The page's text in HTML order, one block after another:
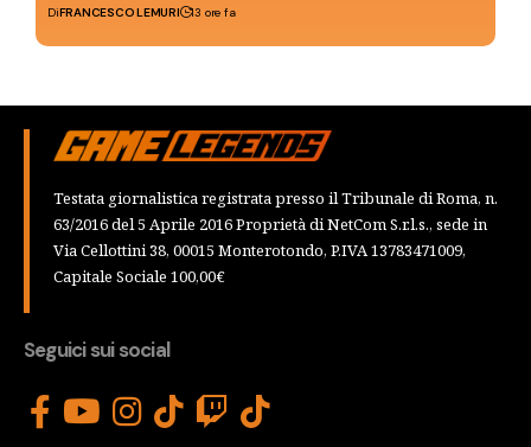
DiFRANCESCO LEMURI 13 ore fa
Testata giornalistica registrata presso il Tribunale di Roma, n.
63/2016 del 5 Aprile 2016 Proprietà di NetCom S.r.l.s., sede in
Via Cellottini 38, 00015 Monterotondo, P.IVA 13783471009,
Capitale Sociale 100,00€
Seguici sui social